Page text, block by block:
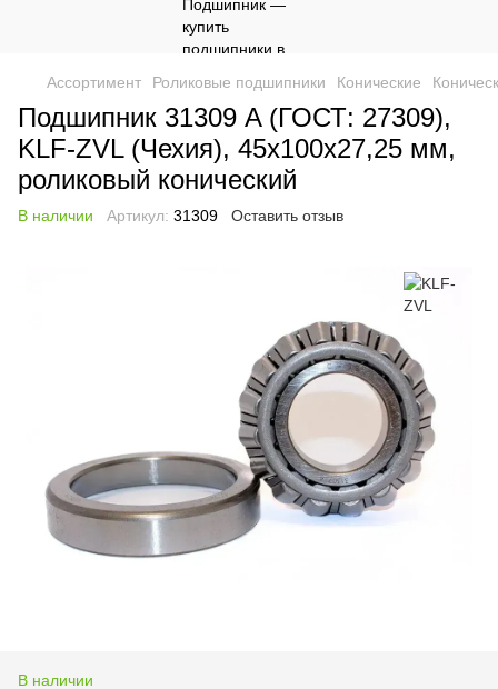
Ассортимент Роликовые подшипники Конические
Подшипник 31309 A (ГОСТ: 27309),
KLF-ZVL (Чехия), 45x100x27,25 мм,
роликовый конический
В наличии Артикул: 31309 Оставить отзыв
В наличии